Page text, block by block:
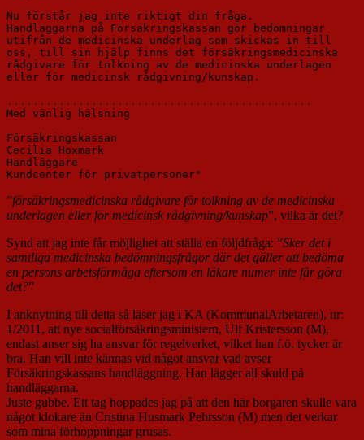
Nu förstår jag inte riktigt din fråga.
Handläggarna på Försäkringskassan gör bedömningar
utifrån de medicinska underlag som skickas in till
oss, till sin hjälp finns det försäkringsmedicinska
rådgivare för tolkning av de medicinska underlagen
eller för medicinsk rådgivning/kunskap.
...............................................
Med vänlig hälsning
Försäkringskassan
Cecilia Hoxmark
Handläggare
Kundcenter för privatpersoner"
”försäkringsmedicinska rådgivare för tolkning av de medicinska
underlagen eller för medicinsk rådgivning/kunskap”, vilka är det?
Synd att jag inte får möjlighet att ställa en följdfråga: ”Sker det i
samtliga medicinska bedömningsfrågor där det gäller att bedöma
en persons arbetsförmåga eftersom en läkare numer inte får göra
det?”
I anknytning till detta så läser jag i KA (KommunalArbetaren), nr:
1/2011, att nye socialförsäkringsministern, Ulf Kristersson (M),
endast anser sig ha ansvar för regelverket, vilket han f.ö. tycker är
bra. Han vill inte kännas vid något ansvar vad avser
Försäkringskassans handläggning. Han lägger all skuld på
handläggarna.
Juste gubbe. Ett tag hoppades jag på att den här borgaren skulle vara
något klokare än Cristina Husmark Pehrsson (M) men det verkar
som mina förhoppningar grusas.